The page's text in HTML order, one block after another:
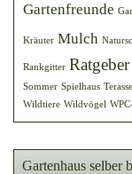
Gartenfreunde
Kräuter Mulch
Rankgitter Ratgeber
Sommer Spielhaus Terasse
Wildtiere Wildvögel
Gartenhaus selber